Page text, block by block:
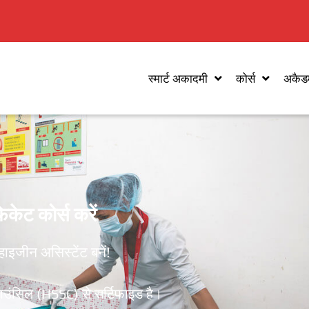
स्मार्ट अकादमी कोर्स
कोर्स करें
असिस्टेंट बनें!
(HSSC) से सर्टिफाइड है।